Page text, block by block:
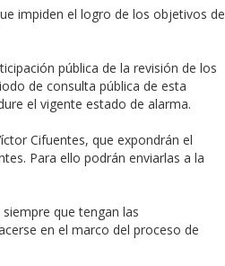
impiden el logro de los objetivos de
pública de la revisión de los
de consulta pública de esta
el vigente estado de alarma.
Cifuentes, que expondrán el
Para ello podrán enviarlas a la
que tengan las
en el marco del proceso de